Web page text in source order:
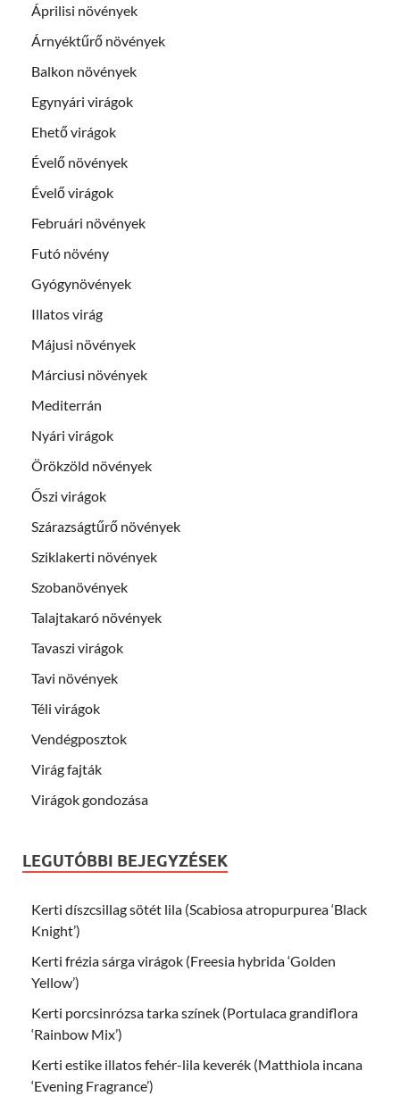
Áprilisi növények
Árnyéktűrő növények
Balkon növények
Egynyári virágok
Ehető virágok
Évelő növények
Évelő virágok
Februári növények
Futó növény
Gyógynövények
Illatos virág
Májusi növények
Márciusi növények
Mediterrán
Nyári virágok
Örökzöld növények
Őszi virágok
Szárazságtűrő növények
Sziklakerti növények
Szobanövények
Talajtakaró növények
Tavaszi virágok
Tavi növények
Téli virágok
Vendégposztok
Virág fajták
Virágok gondozása
LEGUTÓBBI BEJEGYZÉSEK
Kerti díszcsillag sötét lila (Scabiosa atropurpurea ‘Black
Knight’)
Kerti frézia sárga virágok (Freesia hybrida ‘Golden
Yellow’)
Kerti porcsinrózsa tarka színek (Portulaca grandiflora
‘Rainbow Mix’)
Kerti estike illatos fehér-lila keverék (Matthiola incana
‘Evening Fragrance’)